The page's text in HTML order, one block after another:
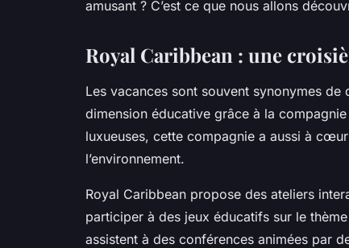
amusant ? C’est ce que nous allons
Royal Caribbean : une
Les vacances sont souvent synonymes
dimension éducative grâce à la compagnie
luxueuses, cette compagnie a aussi à
l’environnement.
Royal Caribbean propose des ateliers
participer à des jeux éducatifs sur le
assistent à des conférences animées par